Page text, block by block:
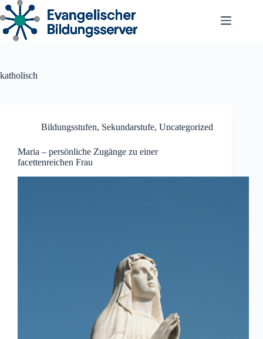
Zum
Inhalt
springen
katholisch
Bildungsstufen, Sekundarstufe, Uncategorized
Maria – persönliche Zugänge zu einer
facettenreichen Frau